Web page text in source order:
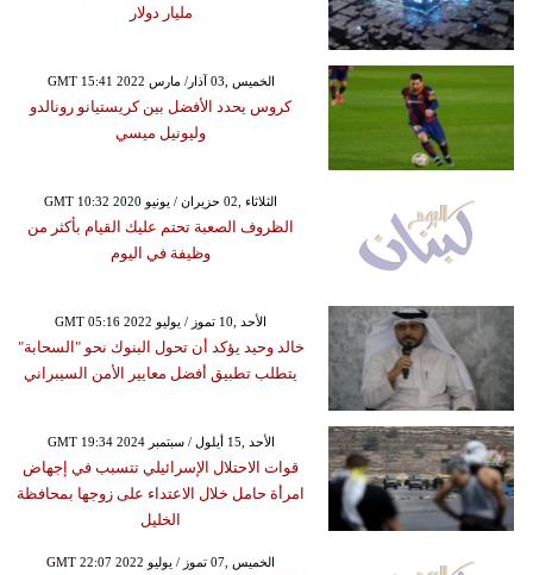
مليار دولار
GMT 15:41 2022 الخميس ,03 آذار/ مارس
كروس يحدد الأفضل بين كريستيانو رونالدو
وليونيل ميسي
GMT 10:32 2020 الثلاثاء ,02 حزيران / يونيو
الظروف الصعبة تحتم عليك القيام بأكثر من
وظيفة في اليوم
GMT 05:16 2022 الأحد ,10 تموز / يوليو
خالد وحيد يؤكد أن تحول البنوك نحو "السحابة"
يتطلب تطبيق أفضل معايير الأمن السيبراني
GMT 19:34 2024 الأحد ,15 أيلول / سبتمبر
قوات الاحتلال الإسرائيلي تتسبب في إجهاض
امرأة حامل خلال الاعتداء على زوجها بمحافظة
الخليل
GMT 22:07 2022 الخميس ,07 تموز / يوليو